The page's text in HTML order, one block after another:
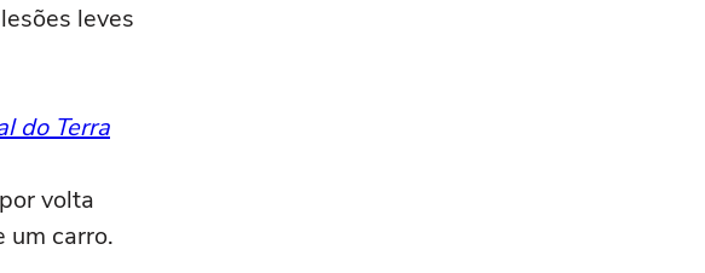
leves
do Terra
volta
um carro.